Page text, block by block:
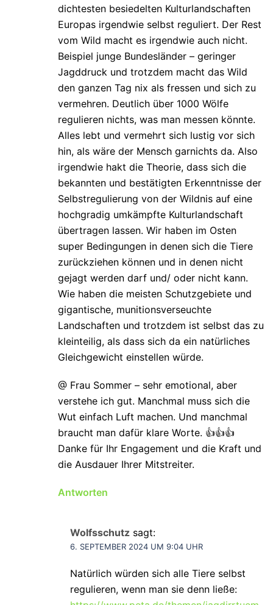
dichtesten besiedelten Kulturlandschaften
Europas irgendwie selbst reguliert. Der Rest
vom Wild macht es irgendwie auch nicht.
Beispiel junge Bundesländer – geringer
Jagddruck und trotzdem macht das Wild
den ganzen Tag nix als fressen und sich zu
vermehren. Deutlich über 1000 Wölfe
regulieren nichts, was man messen könnte.
Alles lebt und vermehrt sich lustig vor sich
hin, als wäre der Mensch garnichts da. Also
irgendwie hakt die Theorie, dass sich die
bekannten und bestätigten Erkenntnisse der
Selbstregulierung von der Wildnis auf eine
hochgradig umkämpfte Kulturlandschaft
übertragen lassen. Wir haben im Osten
super Bedingungen in denen sich die Tiere
zurückziehen können und in denen nicht
gejagt werden darf und/ oder nicht kann.
Wie haben die meisten Schutzgebiete und
gigantische, munitionsverseuchte
Landschaften und trotzdem ist selbst das zu
kleinteilig, als dass sich da ein natürliches
Gleichgewicht einstellen würde.
@ Frau Sommer – sehr emotional, aber
verstehe ich gut. Manchmal muss sich die
Wut einfach Luft machen. Und manchmal
braucht man dafür klare Worte. 👍👍👍
Danke für Ihr Engagement und die Kraft und
die Ausdauer Ihrer Mitstreiter.
Antworten
Wolfsschutz sagt:
6. SEPTEMBER 2024 UM 9:04 UHR
Natürlich würden sich alle Tiere selbst
regulieren, wenn man sie denn ließe: